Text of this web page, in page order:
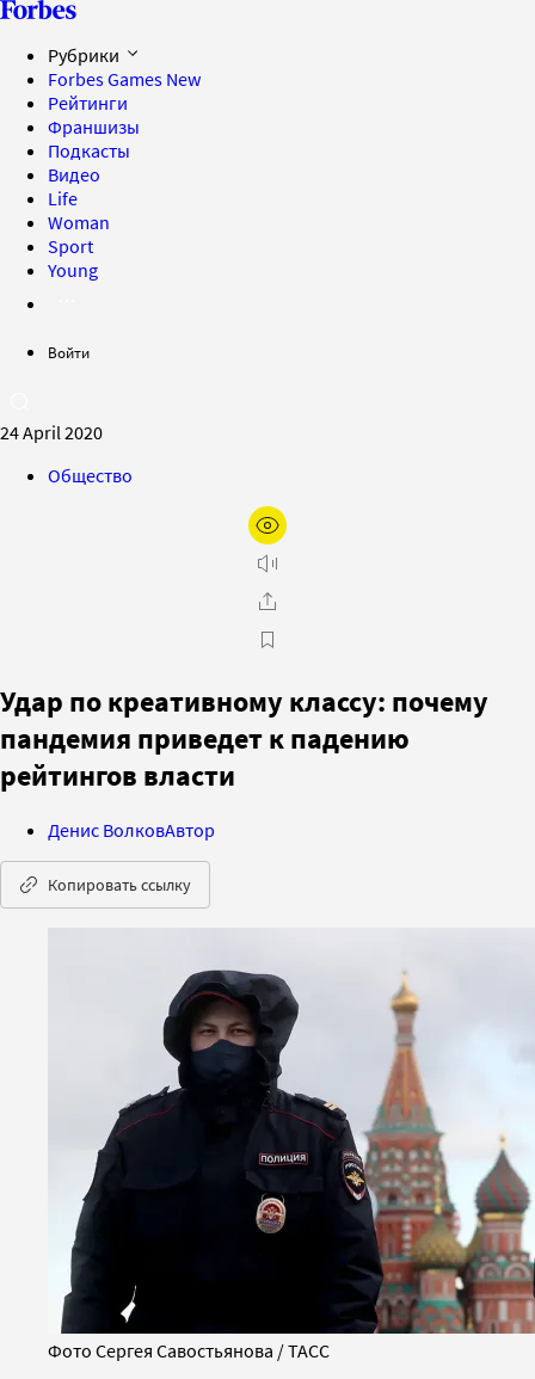
Рубрики
Forbes Games New
Рейтинги
Франшизы
Подкасты
Видео
Life
Woman
Sport
Young
Войти
24 April 2020
Общество
Удар по креативному классу: почему
пандемия приведет к падению
рейтингов власти
Денис ВолковАвтор
Копировать ссылку
Фото Сергея Савостьянова / ТАСС